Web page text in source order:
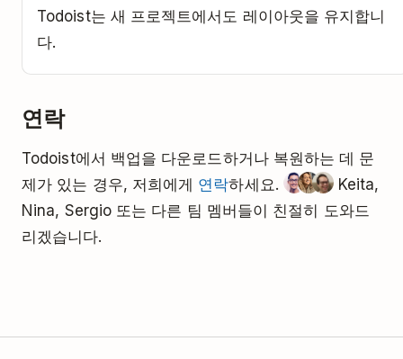
Todoist는 새 프로젝트에서도 레이아웃을 유지합니
다.
연락
Todoist에서 백업을 다운로드하거나 복원하는 데 문
제가 있는 경우, 저희에게 연락하세요.
Keita,
Nina, Sergio 또는 다른 팀 멤버들이 친절히 도와드
리겠습니다.